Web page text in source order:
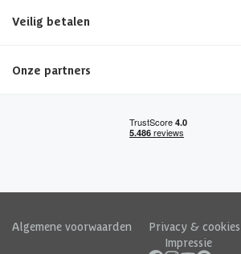
Veilig betalen
Onze partners
Algemene voorwaarden Privacy & cookies
Impressie